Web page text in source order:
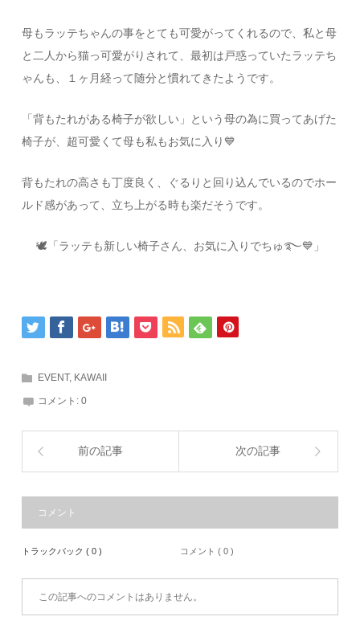
母もラッテちゃんの事をとても可愛がってくれるので、私と母
と二人から猫っ可愛がりされて、最初は戸惑っていたラッテち
ゃんも、１ヶ月経って随分と慣れてきたようです。
「背もたれがある椅子が欲しい」という母の為に買ってあげた
椅子が、超可愛くて母も私もお気に入り💙
背もたれの高さも丁度良く、ぐるりと回り込んでいるのでホー
ルド感があって、立ち上がる時も楽だそうです。
🕊「ラッテも新しい椅子さん、お気に入りでちゅ࿐💙」
EVENT, KAWAII
コメント:0
前の記事 次の記事
コメント
トラックバック ( 0 ) コメント ( 0 )
この記事へのコメントはありません。